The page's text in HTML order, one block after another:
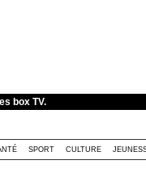
box TV.
SPORT CULTURE